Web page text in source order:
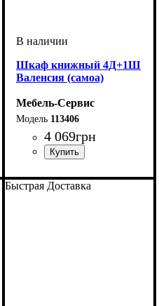
Шкаф книжный 4Д+1Ш
Валенсия (самоа)
Мебель-Сервис
113406
4 069грн
Быстрая Доставка